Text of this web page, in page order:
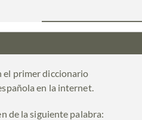
el primer diccionario
en la internet.
de la siguiente palabra: